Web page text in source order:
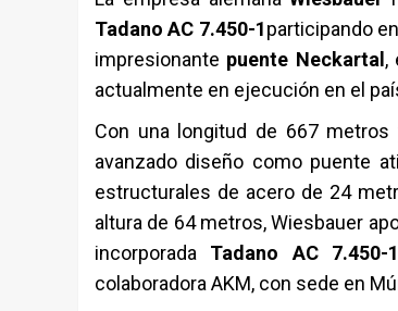
Tadano AC 7.450-1participando
impresionante puente Neckartal ,
actualmente en ejecución en el
Con una longitud de 667
avanzado diseño como puente
estructurales de acero de 24
altura de 64 metros, Wiesbauer
incorporada Tadano AC 7.450-1
colaboradora AKM, con sede en